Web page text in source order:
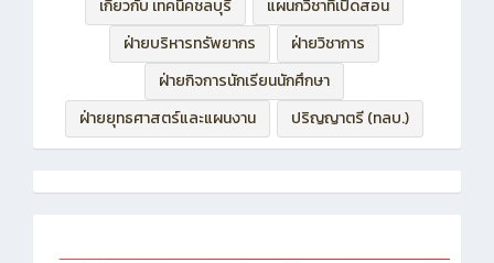
เกี่ยวกับ เทคนิคชลบุรี
แผนกวิชาที่เปิดสอน
ฝ่ายบริหารทรัพยากร
ฝ่ายวิชาการ
ฝ่ายกิจการนักเรียนนักศึกษา
ฝ่ายยุทธศาสตร์และแผนงาน
ปริญญาตรี (ทลบ.)